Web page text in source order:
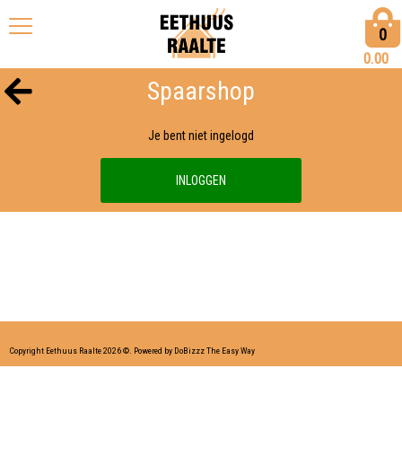
0
0.00
Spaarshop
Je bent niet ingelogd
INLOGGEN
Copyright Eethuus Raalte 2026 ©. Powered by DoBizzz The Easy Way